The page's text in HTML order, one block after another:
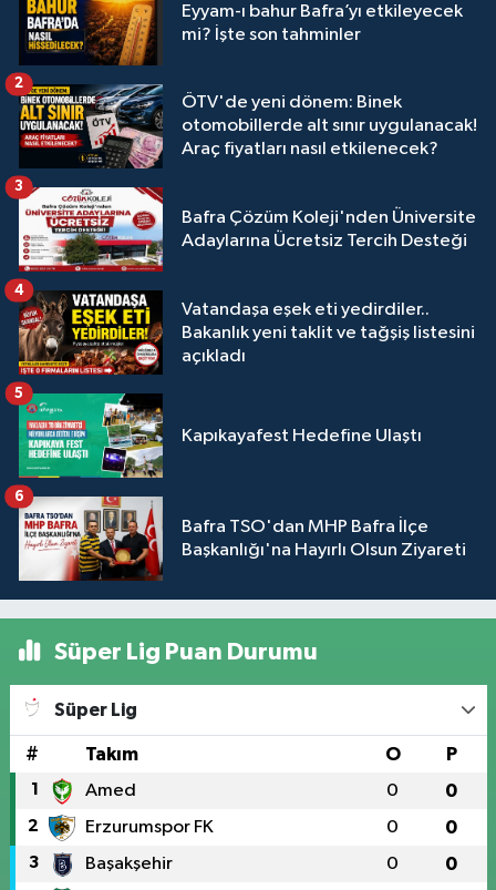
Eyyam-ı bahur Bafra’yı etkileyecek
mi? İşte son tahminler
ÖTV'de yeni dönem: Binek
otomobillerde alt sınır uygulanacak!
Araç fiyatları nasıl etkilenecek?
2
Bafra Çözüm Koleji'nden Üniversite
Adaylarına Ücretsiz Tercih Desteği
3
Vatandaşa eşek eti yedirdiler..
Bakanlık yeni taklit ve tağşiş listesini
açıkladı
4
Kapıkayafest Hedefine Ulaştı
5
Bafra TSO'dan MHP Bafra İlçe
Başkanlığı'na Hayırlı Olsun Ziyareti
6
Süper Lig Puan Durumu
Süper Lig
# Takım O P
1 Amed 0 0
2 Erzurumspor FK 0 0
3 Başakşehir 0 0